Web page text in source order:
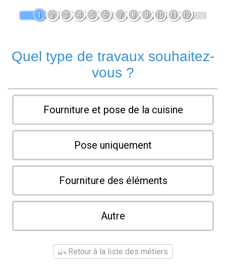
1 2 3 4 5 6 7 8 9 10 11 12
Quel type de travaux souhaitez-
vous ?
Fourniture et pose de la cuisine
Pose uniquement
Fourniture des éléments
Autre
Retour à la liste des métiers